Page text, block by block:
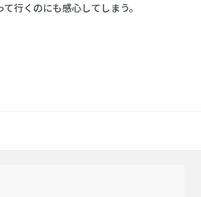
行くのにも感心してしまう。